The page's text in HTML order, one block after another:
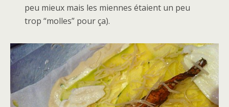
peu mieux mais les miennes étaient un peu
trop “molles” pour ça).